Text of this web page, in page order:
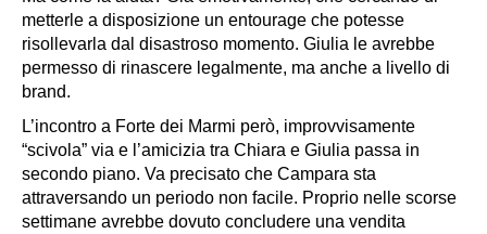
metterle a disposizione un entourage che potesse
risollevarla dal disastroso momento. Giulia le avrebbe
permesso di rinascere legalmente, ma anche a livello di
brand.
L’incontro a Forte dei Marmi però, improvvisamente
“scivola” via e l’amicizia tra Chiara e Giulia passa in
secondo piano. Va precisato che Campara sta
attraversando un periodo non facile. Proprio nelle scorse
settimane avrebbe dovuto concludere una vendita